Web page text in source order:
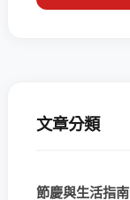
文章分類
節慶與生活指南